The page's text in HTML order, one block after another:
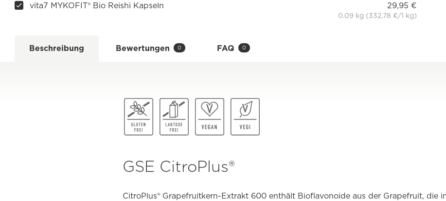
vita7 MYKOFIT® Bio Reishi Kapseln 29,95 €
0.09 kg (332,78 €/1 kg)
Beschreibung Bewertungen 0 FAQ 0
GSE CitroPlus®
CitroPlus® Grapefruitkern-Extrakt 600 enthält Bioflavonoide aus der Grapefruit, die